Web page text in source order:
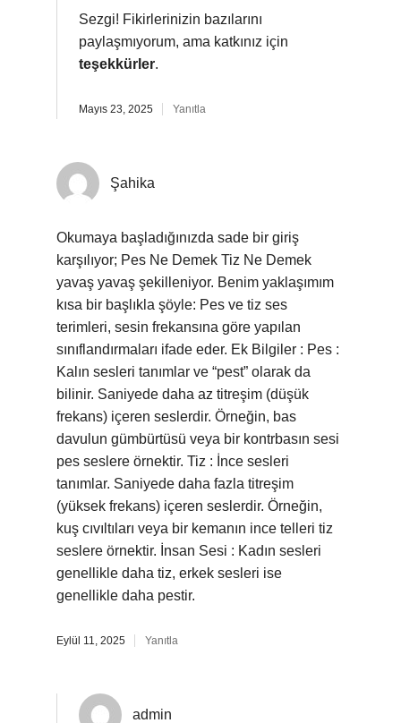
Sezgi! Fikirlerinizin bazılarını
paylaşmıyorum, ama katkınız için
teşekkürler.
Mayıs 23, 2025 Yanıtla
Şahika
Okumaya başladığınızda sade bir giriş
karşılıyor; Pes Ne Demek Tiz Ne Demek
yavaş yavaş şekilleniyor. Benim yaklaşımım
kısa bir başlıkla şöyle: Pes ve tiz ses
terimleri, sesin frekansına göre yapılan
sınıflandırmaları ifade eder. Ek Bilgiler : Pes :
Kalın sesleri tanımlar ve “pest” olarak da
bilinir. Saniyede daha az titreşim (düşük
frekans) içeren seslerdir. Örneğin, bas
davulun gümbürtüsü veya bir kontrbasın sesi
pes seslere örnektir. Tiz : İnce sesleri
tanımlar. Saniyede daha fazla titreşim
(yüksek frekans) içeren seslerdir. Örneğin,
kuş cıvıltıları veya bir kemanın ince telleri tiz
seslere örnektir. İnsan Sesi : Kadın sesleri
genellikle daha tiz, erkek sesleri ise
genellikle daha pestir.
Eylül 11, 2025 Yanıtla
admin